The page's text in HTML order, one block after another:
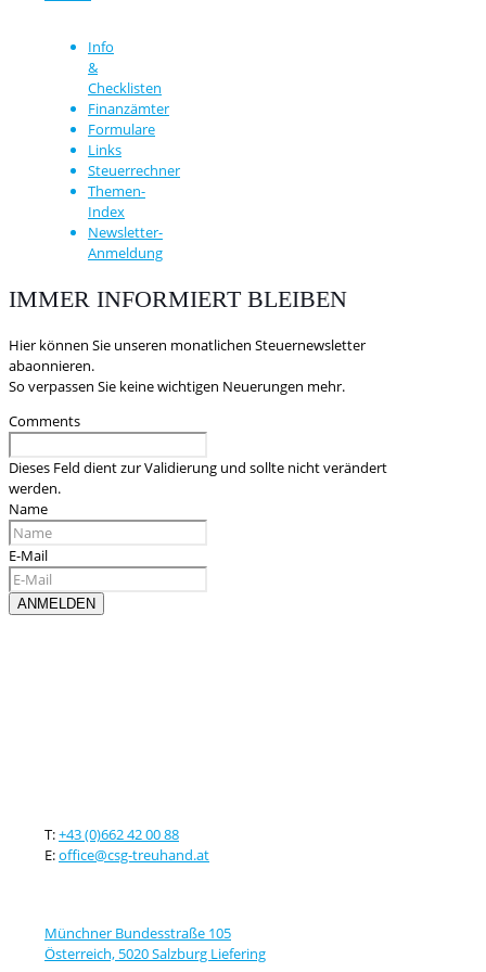
Info
&
Checklisten
Finanzämter
Formulare
Links
Steuerrechner
Themen-
Index
Newsletter-
Anmeldung
IMMER INFORMIERT BLEIBEN
Hier können Sie unseren monatlichen Steuernewsletter
abaonnieren.
So verpassen Sie keine wichtigen Neuerungen mehr.
Comments
Dieses Feld dient zur Validierung und sollte nicht verändert
werden.
Name
E-Mail
T:+43 (0)662 42 00 88
E:office@csg-treuhand.at
Münchner Bundesstraße 105
Österreich, 5020 Salzburg Liefering